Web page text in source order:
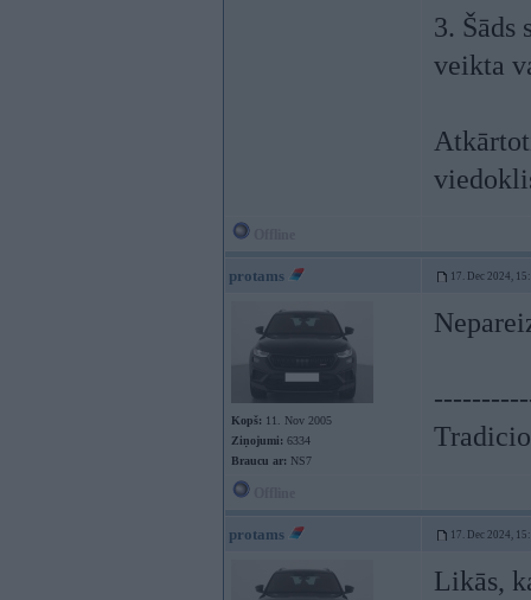
3.
veikta
protams 17. Dec 2024,
Kopš: 11. Nov 2005
Ziņojumi: 6334
Braucu ar: NS7
protams 17. Dec 2024,
Likās,